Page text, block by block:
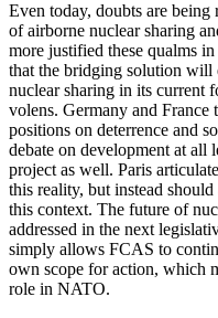
Even today, doubts are
of airborne nuclear sharing
more justified these qualms
that the bridging solution will
nuclear sharing in its current
volens. Germany and
positions on deterrence and
debate on development at all
project as well. Paris
this reality, but instead
this context. The future of
addressed in the next
simply allows FCAS to
own scope for action, which
role in NATO.